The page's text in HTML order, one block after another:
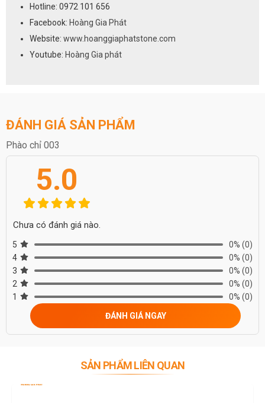
dùng lựa chọn tại Hoàng Gia Phát là phào chỉ 003. Được làm từ đá
tự nhiên cho nên những vân đá trên phào chỉ rất thật, rất thu hút,
nếu nhìn kỹ chúng ta sẽ thấy được nhiều màu sắc trên phiến đá.
Hotline: 0972 101 656
Facebook: Hoàng Gia Phát
Website: www.hoanggiaphatstone.com
Youtube: Hoàng Gia phát
ĐÁNH GIÁ SẢN PHẨM
Phào chỉ 003
5.0
Chưa có đánh giá nào.
5 0% (0)
4
0% (0)
3
0% (0)
2
0% (0)
1
0% (0)
ĐÁNH GIÁ NGAY
SẢN PHẨM LIÊN QUAN